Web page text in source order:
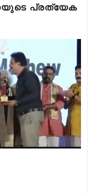
പ്രത്യേക